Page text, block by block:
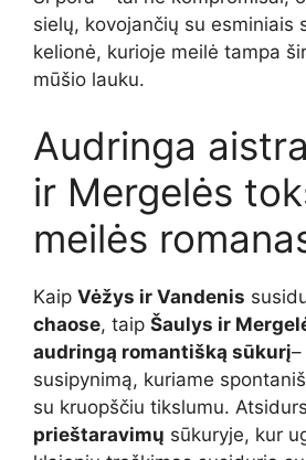
sielų, kovojančių su esminiais
kelionė, kurioje meilė tampa
mūšio lauku.
Audringa
ir Mergelės
meilės
Kaip Vėžys ir Vandenis
chaose, taip Šaulys ir
audringą romantišką sūkurį
susipynimą, kuriame
su kruopščiu tikslumu.
prieštaravimų sūkuryje, kur